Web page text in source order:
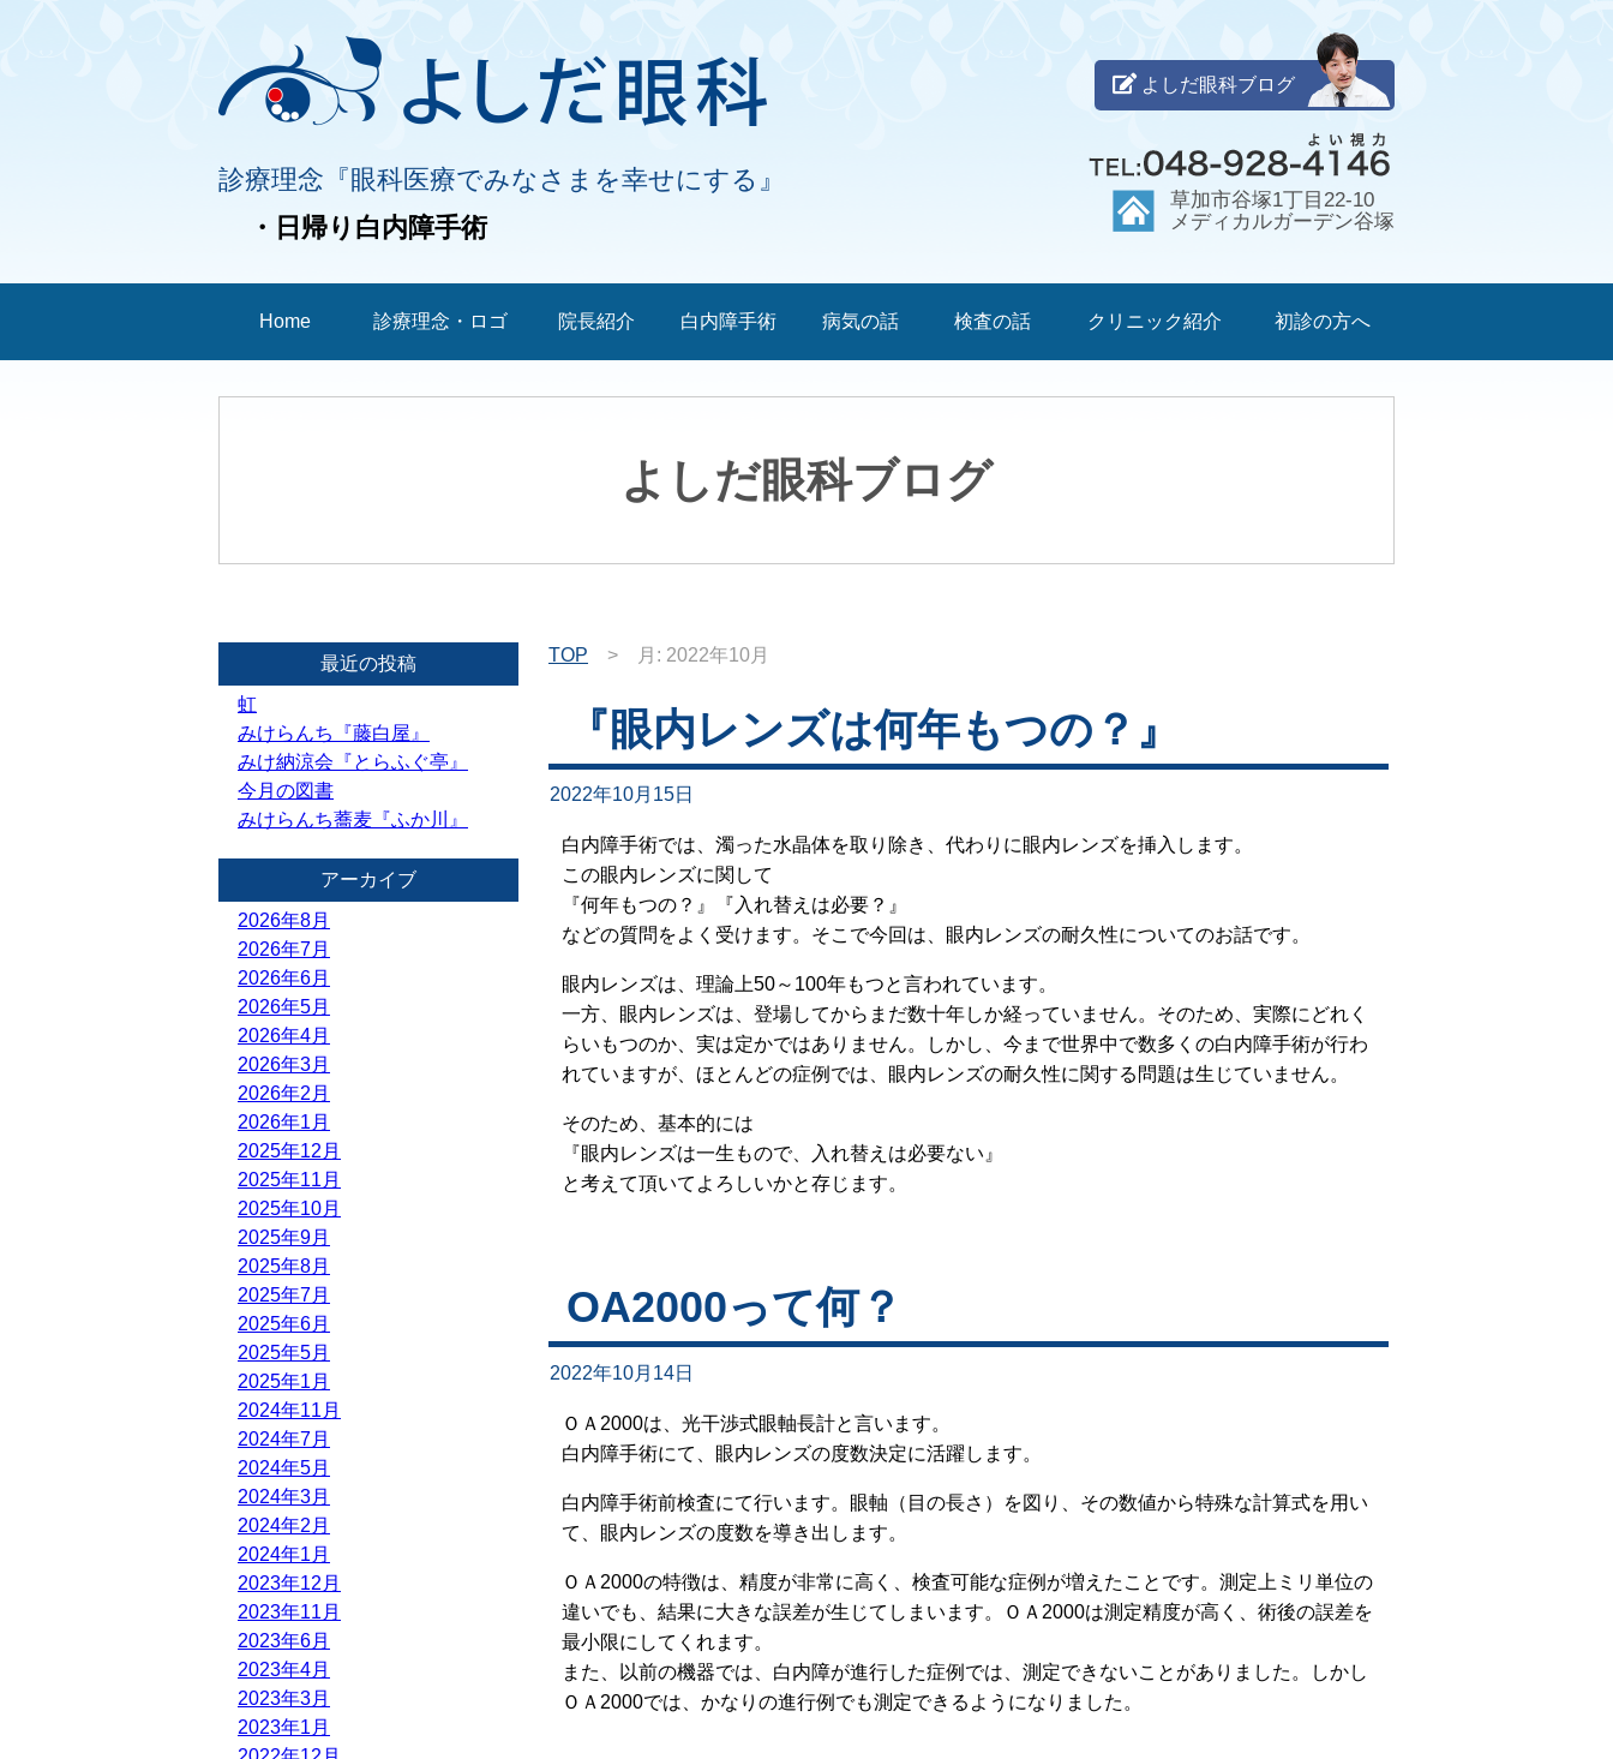
診療理念『眼科医療でみなさまを幸せにする』
・日帰り白内障手術
よしだ眼科ブログ
草加市谷塚1丁目22-10
メディカルガーデン谷塚
Home 診療理念・ロゴ 院長紹介 白内障手術 病気の話 検査の話 クリニック紹介 初診の方へ
よしだ眼科ブログ
TOP > 月: 2022年10月
『眼内レンズは何年もつの？』
2022年10月15日
白内障手術では、濁った水晶体を取り除き、代わりに眼内レンズを挿入します。
この眼内レンズに関して
『何年もつの？』『入れ替えは必要？』
などの質問をよく受けます。そこで今回は、眼内レンズの耐久性についてのお話です。
眼内レンズは、理論上50～100年もつと言われています。
一方、眼内レンズは、登場してからまだ数十年しか経っていません。そのため、実際にどれく
らいもつのか、実は定かではありません。しかし、今まで世界中で数多くの白内障手術が行わ
れていますが、ほとんどの症例では、眼内レンズの耐久性に関する問題は生じていません。
そのため、基本的には
『眼内レンズは一生もので、入れ替えは必要ない』
と考えて頂いてよろしいかと存じます。
OA2000って何？
2022年10月14日
ＯＡ2000は、光干渉式眼軸長計と言います。
白内障手術にて、眼内レンズの度数決定に活躍します。
白内障手術前検査にて行います。眼軸（目の長さ）を図り、その数値から特殊な計算式を用い
て、眼内レンズの度数を導き出します。
ＯＡ2000の特徴は、精度が非常に高く、検査可能な症例が増えたことです。測定上ミリ単位の
違いでも、結果に大きな誤差が生じてしまいます。ＯＡ2000は測定精度が高く、術後の誤差を
最小限にしてくれます。
また、以前の機器では、白内障が進行した症例では、測定できないことがありました。しかし
ＯＡ2000では、かなりの進行例でも測定できるようになりました。
最近の投稿
虹
みけらんち『藤白屋』
みけ納涼会『とらふぐ亭』
今月の図書
みけらんち蕎麦『ふか川』
アーカイブ
2026年8月
2026年7月
2026年6月
2026年5月
2026年4月
2026年3月
2026年2月
2026年1月
2025年12月
2025年11月
2025年10月
2025年9月
2025年8月
2025年7月
2025年6月
2025年5月
2025年1月
2024年11月
2024年7月
2024年5月
2024年3月
2024年2月
2024年1月
2023年12月
2023年11月
2023年6月
2023年4月
2023年3月
2023年1月